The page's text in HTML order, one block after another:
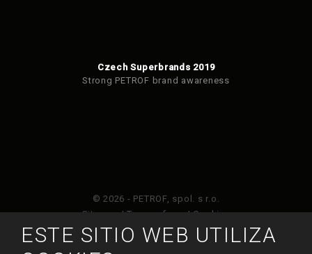
Czech Superbrands 2019
Strong PETROF brand awareness
© 2026 - PETROF, spol. s r.o.
Sitemap|Terms of use|Cookies
ESTE SITIO WEB UTILIZA